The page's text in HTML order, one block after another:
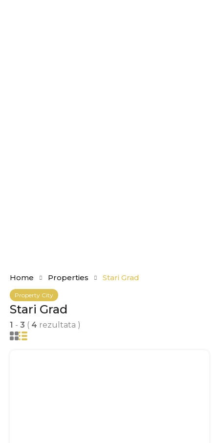
Home Properties Stari Grad
Property City
Stari Grad
1 - 3 ( 4 rezultata )